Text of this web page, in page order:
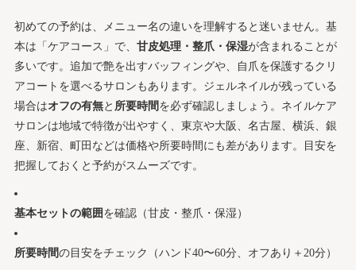
初めての予約は、メニュー名の違いを理解すると迷いません。基
本は「ケアコース」で、 甘皮処理・整爪・保湿が含まれることが
多いです。追加で艶を出すバッフィングや、自爪を保護するクリ
アコートを選べるサロンもあります。ジェルネイルが残っている
場合はオフの有無と 所要時間 を必ず確認しましょう。ネイルケア
サロンは地域で特徴が出やすく、東京や大阪、名古屋、横浜、銀
座、新宿、町田などは価格や所要時間にも差があります。目安を
把握しておくと予約がスムーズです。
基本セットの範囲 を確認（甘皮・整爪・保湿）
所要時間の目安をチェック（ハンド40〜60分、オフあり＋20分）